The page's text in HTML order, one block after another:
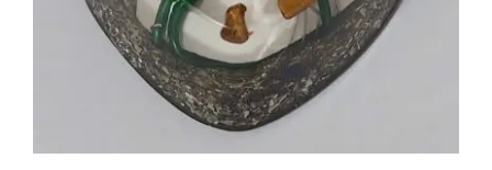
Sobre Nosotros